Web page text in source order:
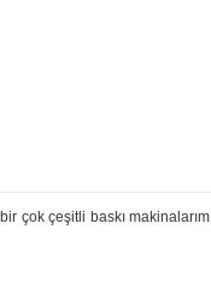
çok çeşitli baskı